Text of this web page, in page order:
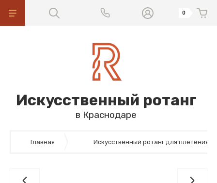
Искусственный ротанг
в Краснодаре
0
Главная Искусственный ротанг для плетения